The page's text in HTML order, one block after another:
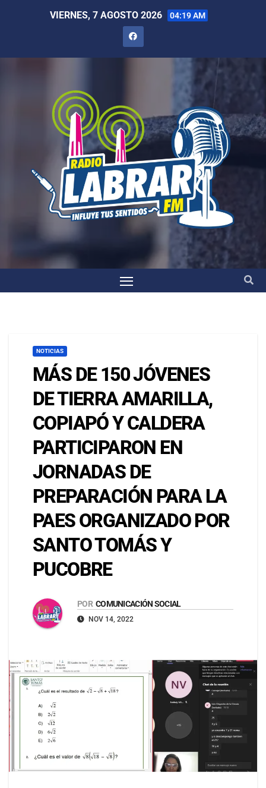
VIERNES, 7 AGOSTO 2026 04:19 AM
NOTICIAS
MÁS DE 150 JÓVENES
DE TIERRA AMARILLA,
COPIAPÓ Y CALDERA
PARTICIPARON EN
JORNADAS DE
PREPARACIÓN PARA LA
PAES ORGANIZADO POR
SANTO TOMÁS Y
PUCOBRE
POR COMUNICACIÓN SOCIAL
NOV 14, 2022